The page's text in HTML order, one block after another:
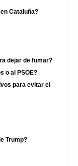
Cataluña?
dejar de fumar?
o al PSOE?
para evitar el
Trump?